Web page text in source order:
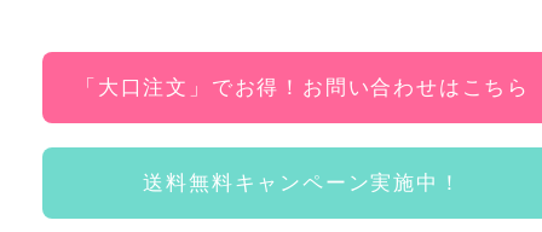
「大口注文」でお得！お問い合わせはこちら
送料無料キャンペーン実施中！